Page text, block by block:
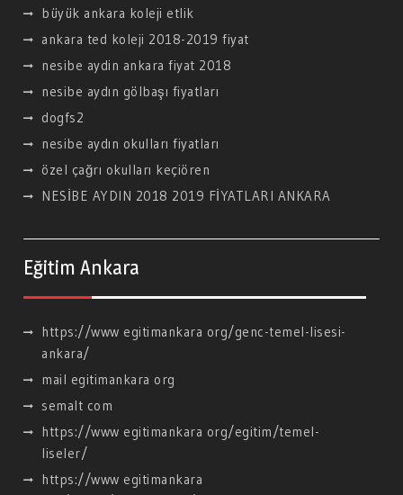
büyük ankara koleji etlik
ankara ted koleji 2018-2019 fiyat
nesibe aydin ankara fiyat 2018
nesibe aydın gölbaşı fiyatları
dogfs2
nesibe aydın okulları fiyatları
özel çağrı okulları keçiören
NESİBE AYDIN 2018 2019 FİYATLARI ANKARA
Eğitim Ankara
https://www egitimankara org/genc-temel-lisesi-
ankara/
mail egitimankara org
semalt com
https://www egitimankara org/egitim/temel-
liseler/
https://www egitimankara